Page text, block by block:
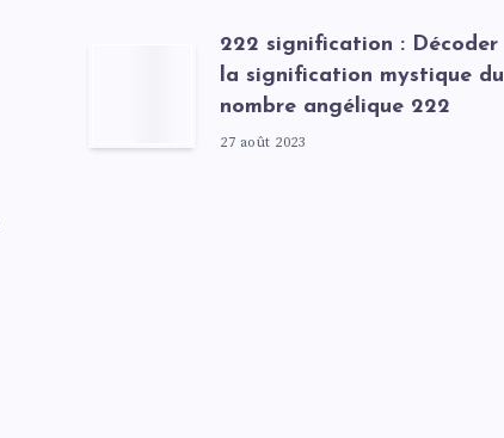
222 signification : Décoder
la signification mystique du
nombre angélique 222
27 août 2023